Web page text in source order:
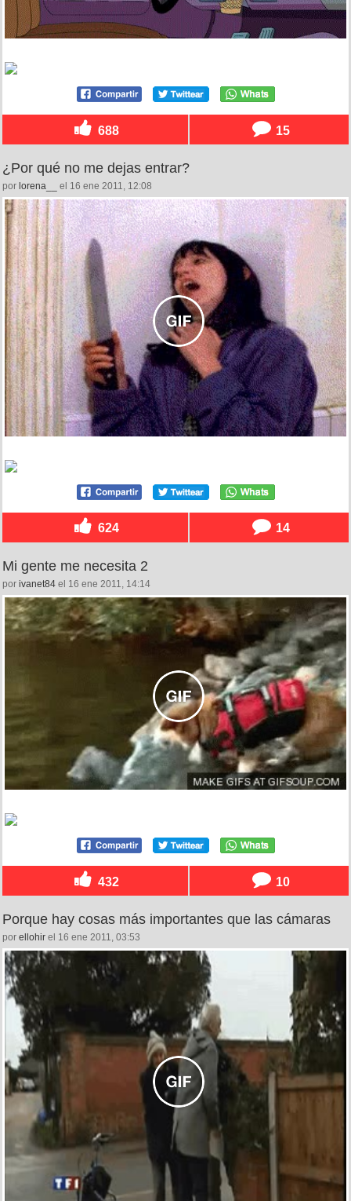
688 15
¿Por qué no me dejas entrar?
por lorena__ el 16 ene 2011, 12:08
624 14
Mi gente me necesita 2
por ivanet84 el 16 ene 2011, 14:14
432 10
Porque hay cosas más importantes que las cámaras
por ellohir el 16 ene 2011, 03:53